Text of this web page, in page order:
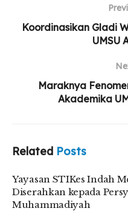
UMSU Perkuat
Pancasila Lewat Aksi
Talkshow dan Seminar
hal-hal yang bukan hak
Faisal.
Ia juga menjelaskan bahwa
tahun ini merupakan
Koordinasikan Gladi
UMSU
Maraknya
Akademika
Related Posts
Yayasan STIKes Indah
Diserahkan kepada
Muhammadiyah